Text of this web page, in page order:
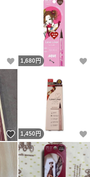
いいね！
1,680 円
いいね！
1,450 円